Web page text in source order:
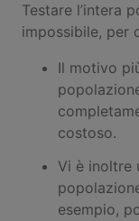
Testare l’intera
impossibile, per
Il motivo
costoso.
Vi è inoltre
esempio,